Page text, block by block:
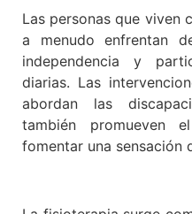
Las personas que viven
a menudo enfrentan
independencia y
diarias. Las
abordan las
también promueven
fomentar una sensación